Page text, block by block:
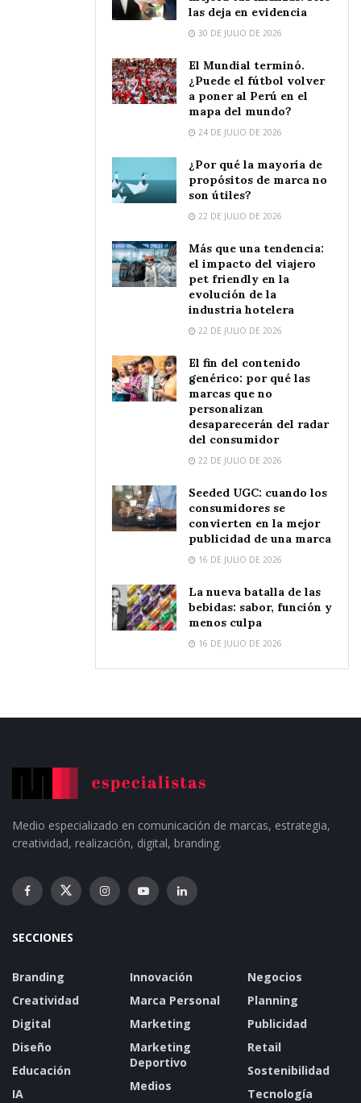
las deja en evidencia
30 DE JULIO DE 2026
El Mundial terminó.
¿Puede el fútbol volver
a poner al Perú en el
mapa del mundo?
24 DE JULIO DE 2026
¿Por qué la mayoría de
propósitos de marca no
son útiles?
22 DE JULIO DE 2026
Más que una tendencia:
el impacto del viajero
pet friendly en la
evolución de la
industria hotelera
22 DE JULIO DE 2026
El fin del contenido
genérico: por qué las
marcas que no
personalizan
desaparecerán del radar
del consumidor
22 DE JULIO DE 2026
Seeded UGC: cuando los
consumidores se
convierten en la mejor
publicidad de una marca
16 DE JULIO DE 2026
La nueva batalla de las
bebidas: sabor, función y
menos culpa
16 DE JULIO DE 2026
Medio especializado en comunicación de marcas, estrategia,
creatividad, realización, digital, branding.
SECCIONES
Branding
Creatividad
Digital
Diseño
Educación
IA
Innovación
Marca Personal
Marketing
Marketing
Deportivo
Medios
Negocios
Planning
Publicidad
Retail
Sostenibilidad
Tecnología